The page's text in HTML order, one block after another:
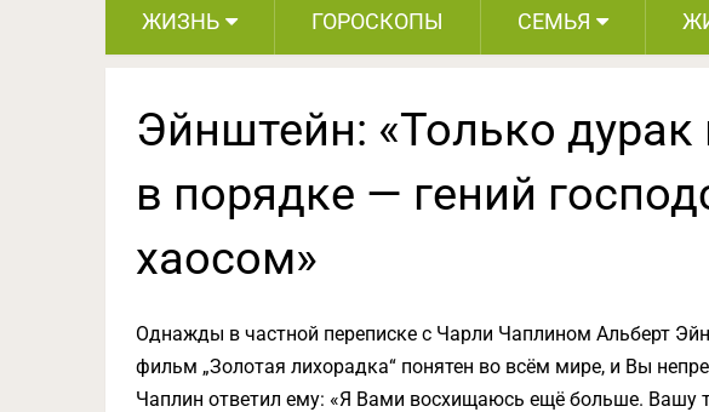
ЖИЗНЬ ГОРОСКОПЫ СЕМЬЯ
Эйнштейн: «Только дурак
в порядке — гений
хаосом»
Однажды в частной переписке с Чарли Чаплином Альберт
фильм „Золотая лихорадка“ понятен во всём мире, и Вы
Чаплин ответил ему: «Я Вами восхищаюсь ещё больше. Вашу